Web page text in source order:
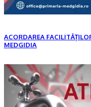
ACORDAREA
MEDGIDIA